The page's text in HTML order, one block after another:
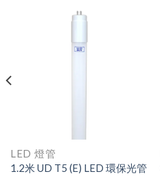
LED 燈管
1.2米 UD T5 (E) LED 環保光管